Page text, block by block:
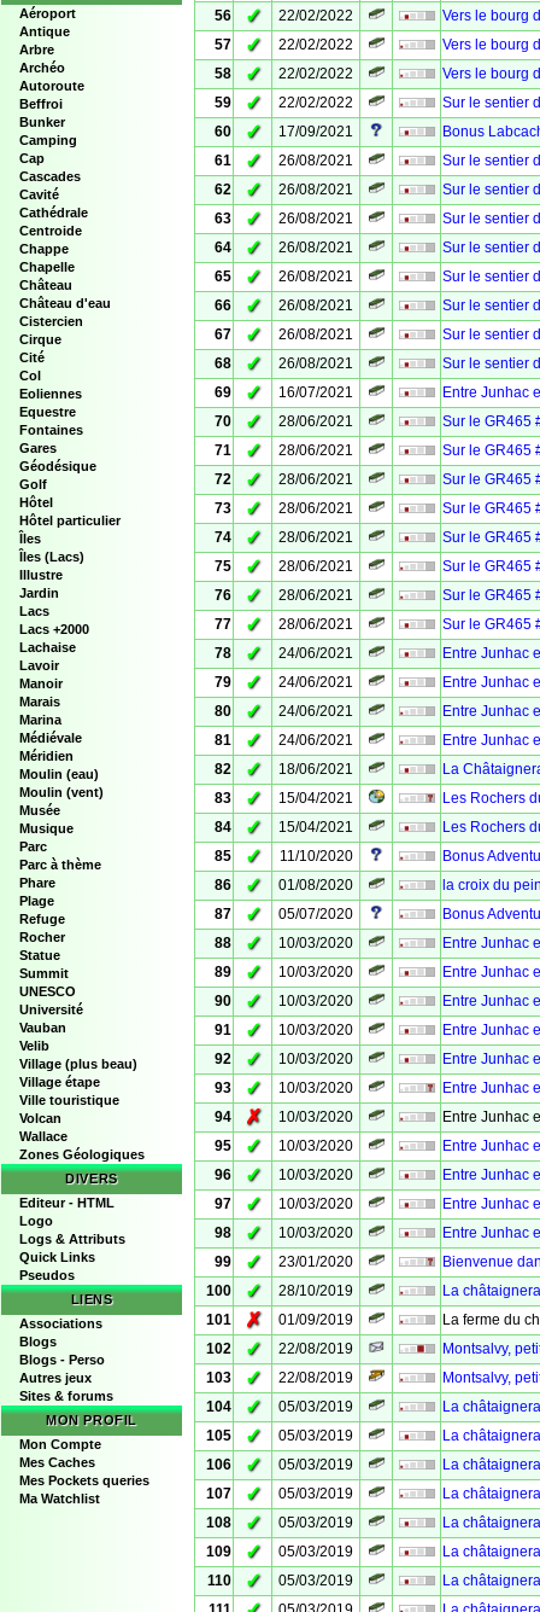
Aéroport
Antique
Arbre
Archéo
Autoroute
Beffroi
Bunker
Camping
Cap
Cascades
Cavité
Cathédrale
Centroide
Chappe
Chapelle
Château
Château d'eau
Cistercien
Cirque
Cité
Col
Eoliennes
Equestre
Fontaines
Gares
Géodésique
Golf
Hôtel
Hôtel particulier
Îles
Îles (Lacs)
Illustre
Jardin
Lacs
Lacs +2000
Lachaise
Lavoir
Manoir
Marais
Marina
Médiévale
Méridien
Moulin (eau)
Moulin (vent)
Musée
Musique
Parc
Parc à thème
Phare
Plage
Refuge
Rocher
Statue
Summit
UNESCO
Université
Vauban
Velib
Village (plus beau)
Village étape
Ville touristique
Volcan
Wallace
Zones Géologiques
DIVERS
Editeur - HTML
Logo
Logs & Attributs
Quick Links
Pseudos
LIENS
Associations
Blogs
Blogs - Perso
Autres jeux
Sites & forums
MON PROFIL
Mon Compte
Mes Caches
Mes Pockets queries
Ma Watchlist
56
✓ 22/02/2022
Vers le bourg
57
✓ 22/02/2022
Vers le bourg
58
✓ 22/02/2022
Vers le bourg
59
✓ 22/02/2022
Sur le sentier
60
✓ 17/09/2021
Bonus
61
✓ 26/08/2021
Sur le sentier
62
✓ 26/08/2021
Sur le sentier
63
✓ 26/08/2021
Sur le sentier
64
✓ 26/08/2021
Sur le sentier
65
✓ 26/08/2021
Sur le sentier
66
✓ 26/08/2021
Sur le sentier
67
✓ 26/08/2021
Sur le sentier
68
✓ 26/08/2021
Sur le sentier
69
✓ 16/07/2021
Entre Junhac
70
✓ 28/06/2021
Sur le GR465
71
✓ 28/06/2021
Sur le GR465
72
✓ 28/06/2021
Sur le GR465
73
✓ 28/06/2021
Sur le GR465
74
✓ 28/06/2021
Sur le GR465
75
✓ 28/06/2021
Sur le GR465
76
✓ 28/06/2021
Sur le GR465
77
✓ 28/06/2021
Sur le GR465
78
✓ 24/06/2021
Entre Junhac
79
✓ 24/06/2021
Entre Junhac
80
✓ 24/06/2021
Entre Junhac
81
✓ 24/06/2021
Entre Junhac
82
✓ 18/06/2021
La
83
✓ 15/04/2021
Les Rochers
84
✓ 15/04/2021
Les Rochers
85
✓ 11/10/2020
Bonus
86
✓ 01/08/2020
la croix du
87
✓ 05/07/2020
Bonus
88
✓ 10/03/2020
Entre Junhac
89
✓ 10/03/2020
Entre Junhac
90
✓ 10/03/2020
Entre Junhac
91
✓ 10/03/2020
Entre Junhac
92
✓ 10/03/2020
Entre Junhac
93
✓ 10/03/2020
Entre Junhac
94
✗ 10/03/2020
Entre Junhac
95
✓ 10/03/2020
Entre Junhac
96
✓ 10/03/2020
Entre Junhac
97
✓ 10/03/2020
Entre Junhac
98
✓ 10/03/2020
Entre Junhac
99
✓ 23/01/2020
Bienvenue
100
✓ 28/10/2019
La
101
✗ 01/09/2019
La ferme du
102
✓ 22/08/2019
Montsalvy,
103
✓ 22/08/2019
Montsalvy,
104
✓ 05/03/2019
La
105
✓ 05/03/2019
La
106
✓ 05/03/2019
La
107
✓ 05/03/2019
La
108
✓ 05/03/2019
La
109
✓ 05/03/2019
La
110
✓ 05/03/2019
La